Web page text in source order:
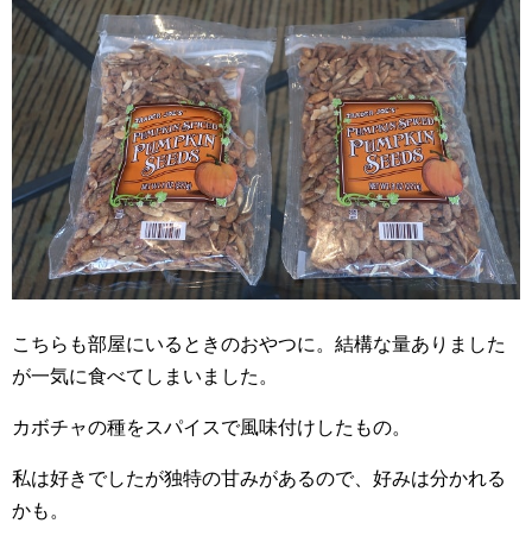
こちらも部屋にいるときのおやつに。結構な量ありました
が一気に食べてしまいました。
カボチャの種をスパイスで風味付けしたもの。
私は好きでしたが独特の甘みがあるので、好みは分かれる
かも。